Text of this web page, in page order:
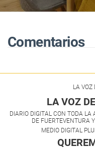
Comentarios
LA VOZ
LA VOZ
DIARIO DIGITAL CON TODA
DE FUERTEVENTURA
MEDIO DIGITAL